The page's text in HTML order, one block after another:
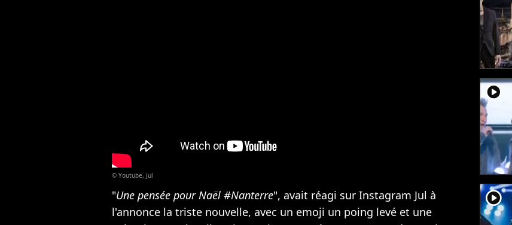
© Youtube, Jul
"Une pensée pour Naël #Nanterre", avait réagi sur Instagram Jul à
l'annonce la triste nouvelle, avec un emoji un poing levé et une
player2
player2